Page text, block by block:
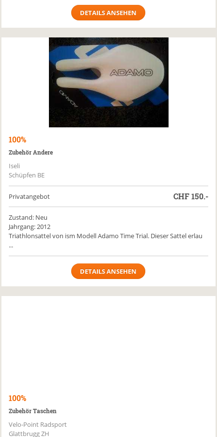
DETAILS ANSEHEN
100%
Zubehör Andere
Iseli
Schüpfen BE
Privatangebot CHF150.-
Zustand: Neu
Jahrgang: 2012
Triathlonsattel von ism Modell Adamo Time Trial. Dieser Sattel erlau
...
DETAILS ANSEHEN
100%
Zubehör Taschen
Velo-Point Radsport
Glattbrugg ZH